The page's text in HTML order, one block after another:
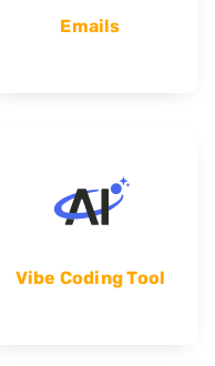
Emails
Vibe Coding Tool